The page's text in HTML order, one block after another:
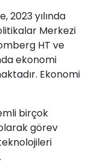
2023 yılında
Merkezi
HT ve
ekonomi
Ekonomi
birçok
görev